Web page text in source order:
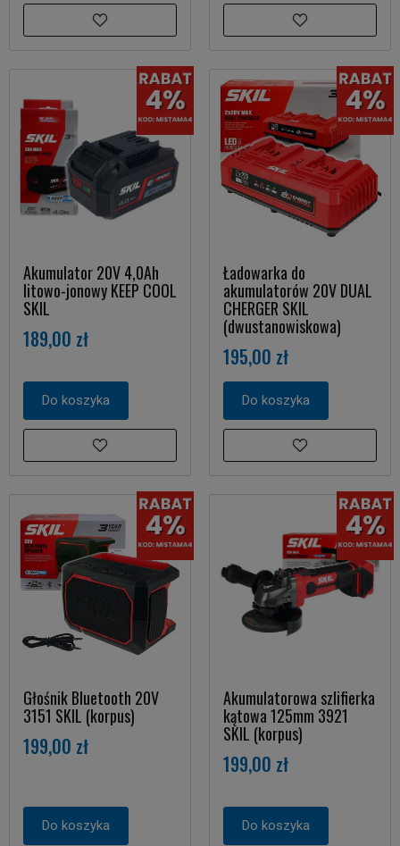
Akumulator 20V 4,0Ah
litowo-jonowy KEEP COOL
SKIL
189,00 zł
Do koszyka
Ładowarka do
akumulatorów 20V DUAL
CHERGER SKIL
(dwustanowiskowa)
195,00 zł
Do koszyka
Głośnik Bluetooth 20V
3151 SKIL (korpus)
199,00 zł
Do koszyka
Akumulatorowa szlifierka
kątowa 125mm 3921
SKIL (korpus)
199,00 zł
Do koszyka